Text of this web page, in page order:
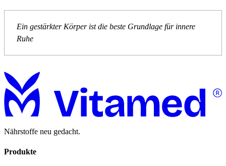
Ein gestärkter Körper ist die beste Grundlage für innere
Ruhe
Nährstoffe neu gedacht.
Produkte